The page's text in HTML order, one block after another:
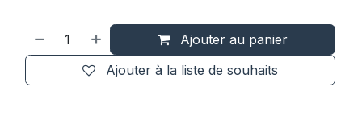
Ajouter au panier
Ajouter à la liste de souhaits